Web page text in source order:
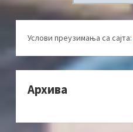
Услови преузимања са сајта:
Архива